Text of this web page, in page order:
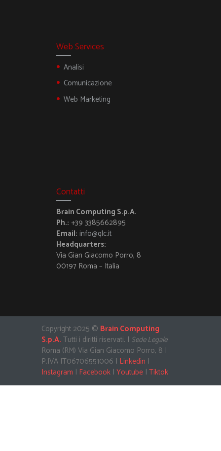
Web Services
Analisi
Comunicazione
Web Marketing
Contatti
Brain Computing S.p.A.
Ph.: +39 3385662895
Email: info@qlc.it
Headquarters:
Via Gian Giacomo Porro, 8
00197 Roma – Italia
Copyright 2025 © Brain Computing
S.p.A. Tutti i diritti riservati. | Sede Legale:
Roma (RM) Via Gian Giacomo Porro, 8 |
P.IVA IT06706551006 | Linkedin |
Instagram | Facebook | Youtube | Tiktok